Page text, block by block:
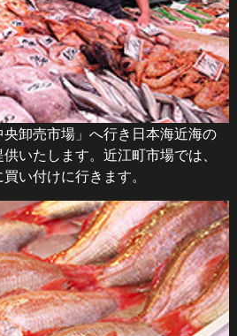
卸売市場」へ行き日本海近海の
いたします。近江町市場では、
い付けに行きます。